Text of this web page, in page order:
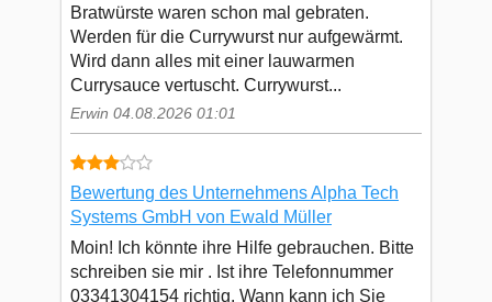
Bratwürste waren schon mal gebraten.
Werden für die Currywurst nur aufgewärmt.
Wird dann alles mit einer lauwarmen
Currysauce vertuscht. Currywurst...
Erwin 04.08.2026 01:01
Bewertung des Unternehmens Alpha Tech
Systems GmbH von Ewald Müller
Moin! Ich könnte ihre Hilfe gebrauchen. Bitte
schreiben sie mir . Ist ihre Telefonnummer
03341304154 richtig. Wann kann ich Sie